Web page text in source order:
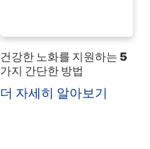
건강한 노화를 지원하는 5
가지 간단한 방법
더 자세히 알아보기